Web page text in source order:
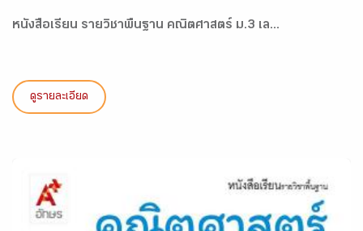
หนังสือเรียน รายวิชาพื้นฐาน คณิตศาสตร์ ม.3 เล...
ดูรายละเอียด